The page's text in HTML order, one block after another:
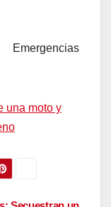
una moto y